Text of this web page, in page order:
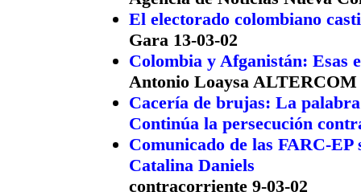
El electorado colombiano
Gara 13-03-02
Colombia y Afganistán: Esas
Antonio Loaysa ALTERCOM
Cacería de brujas: La
Continúa la persecución
Comunicado de las FARC-
Catalina Daniels
contracorriente 9-03-02